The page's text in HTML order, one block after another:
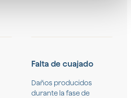
Falta de cuajado
Daños producidos
durante la fase de